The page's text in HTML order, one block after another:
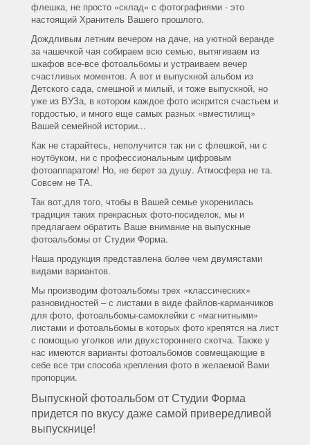
флешка, не просто «склад» с фотографиями - это
настоящий Хранитель Вашего прошлого.
Дождливым летним вечером на даче, на уютной веранде
за чашечкой чая собираем всю семью, вытягиваем из
шкафов все-все фотоальбомы и устраиваем вечер
счастливых моментов. А вот и выпускной альбом из
Детского сада, смешной и милый, и тоже выпускной, но
уже из ВУЗа, в котором каждое фото искрится счастьем и
гордостью, и много еще самых разных «вместилищ»
Вашей семейной истории...
Как не старайтесь, неполучится так ни с флешкой, ни с
ноутбуком, ни с профессиональным цифровым
фотоаппаратом! Но, не берет за душу. Атмосфера не та.
Совсем не ТА.
Так вот,для того, чтобы в Вашей семье укоренилась
традиция таких прекрасных фото-посиделок, мы и
предлагаем обратить Ваше внимание на выпускные
фотоальбомы от Студии Форма.
Наша продукция представлена более чем двумястами
видами вариантов.
Мы производим фотоальбомы трех «классических»
разновидностей – с листами в виде файлов-карманчиков
для фото, фотоальбомы-самоклейки с «магнитными»
листами и фотоальбомы в которых фото крепятся на лист
с помощью уголков или двухстороннего скотча. Также у
нас имеются варианты фотоальбомов совмещающие в
себе все три способа крепления фото в желаемой Вами
пропорции.
Выпускной фотоальбом от Студии Форма
придется по вкусу даже самой привередливой
выпускнице!